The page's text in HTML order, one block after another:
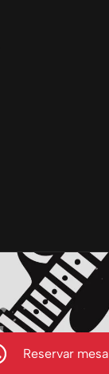
Reservar mesa